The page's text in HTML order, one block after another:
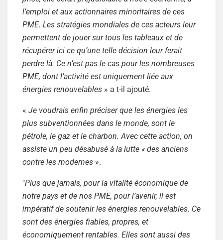
l’emploi et aux actionnaires minoritaires de ces
PME. Les stratégies mondiales de ces acteurs leur
permettent de jouer sur tous les tableaux et de
récupérer ici ce qu’une telle décision leur ferait
perdre là. Ce n’est pas le cas pour les nombreuses
PME, dont l’activité est uniquement liée aux
énergies renouvelables » a t-il ajouté.
« Je voudrais enfin préciser que les énergies les
plus subventionnées dans le monde, sont le
pétrole, le gaz et le charbon. Avec cette action, on
assiste un peu désabusé à la lutte « des anciens
contre les modernes ».
"Plus que jamais, pour la vitalité économique de
notre pays et de nos PME, pour l’avenir, il est
impératif de soutenir les énergies renouvelables. Ce
sont des énergies fiables, propres, et
économiquement rentables. Elles sont aussi des